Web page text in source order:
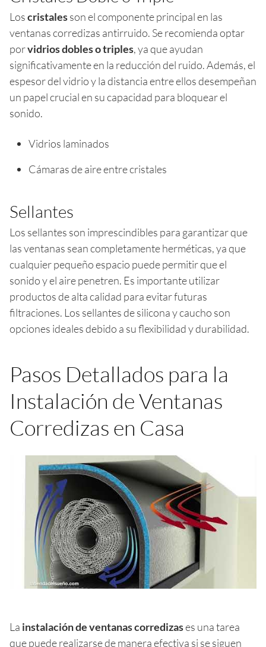
Loscristalesson el componente principal en las
ventanas corredizas antirruido. Se recomienda optar
porvidrios dobles o triples, ya que ayudan
significativamente en la reducción del ruido. Además, el
espesor del vidrio y la distancia entre ellos desempeñan
un papel crucial en su capacidad para bloquear el
sonido.
Vidrios laminados
Cámaras de aire entre cristales
Sellantes
Los sellantes son imprescindibles para garantizar que
las ventanas sean completamente herméticas, ya que
cualquier pequeño espacio puede permitir que el
sonido y el aire penetren. Es importante utilizar
productos de alta calidad para evitar futuras
filtraciones. Los sellantes de silicona y caucho son
opciones ideales debido a su flexibilidad y durabilidad.
Pasos Detallados para la
Instalación de Ventanas
Corredizas en Casa
La instalación de ventanas corredizases una tarea
que puede realizarse de manera efectiva si se siguen